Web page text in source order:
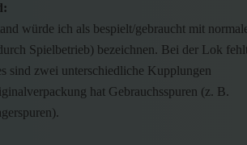
würde ich als bespielt/gebraucht mit
Spielbetrieb) bezeichnen. Bei der Lok
sind zwei unterschiedliche Kupplungen
hat Gebrauchsspuren (z. B.